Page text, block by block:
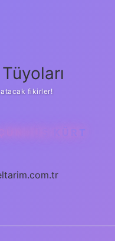
Tüyoları
fikirler!
KÜRT